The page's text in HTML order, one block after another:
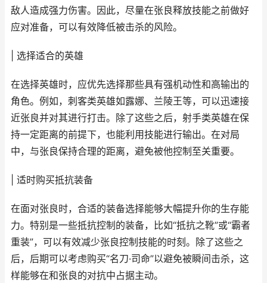
敌人造成强力伤害。因此，尽量在张良释放技能之前做好
应对准备，可以有效降低被击杀的风险。
| 选择适合的英雄
在选择英雄时，应优先选择那些具有强机动性和高输出的
角色。例如，刺客类英雄如露娜、兰陵王等，可以迅速接
近张良并对其进行打击。除了这些之后，射手类英雄在保
持一定距离的前提下，也能利用技能进行输出。在对局
中，与张良保持合理的距离，避免被他控制至关重要。
| 适时购买抵抗装备
在面对张良时，合适的装备选择能够大幅提升你的生存能
力。特别是一些抵抗控制的装备，比如“抵抗之靴”或“霸者
重装”，可以有效减少张良控制技能的时刻。除了这些之
后，后期可以考虑购买“名刀·司命”以避免被瞬间击杀，这
样能够在和张良的对抗中占据主动。